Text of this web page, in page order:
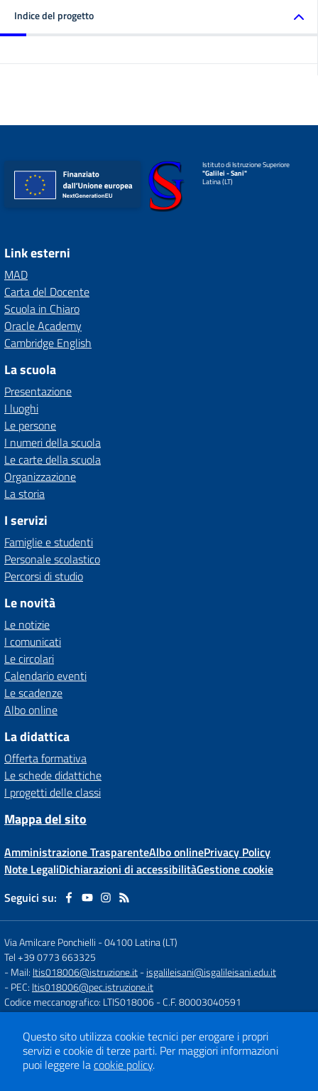
Indice del progetto
Istituto di Istruzione Superiore
"Galilei - Sani"
Latina (LT)
Link esterni
MAD
Carta del Docente
Scuola in Chiaro
Oracle Academy
Cambridge English
La scuola
Presentazione
I luoghi
Le persone
I numeri della scuola
Le carte della scuola
Organizzazione
La storia
I servizi
Famiglie e studenti
Personale scolastico
Percorsi di studio
Le novità
Le notizie
I comunicati
Le circolari
Calendario eventi
Le scadenze
Albo online
La didattica
Offerta formativa
Le schede didattiche
I progetti delle classi
Mappa del sito
Amministrazione TrasparenteAlbo onlinePrivacy Policy
Note LegaliDichiarazioni di accessibilitàGestione cookie
Seguici su:
Via Amilcare Ponchielli -04100 Latina (LT)
Tel +39 0773 663325
- Mail: ltis018006@istruzione.it-isgalileisani@isgalileisani.edu.it
- PEC: ltis018006@pec.istruzione.it
Codice meccanografico: LTIS018006- C.F. 80003040591
Codice Meccanografico: ltis018006- Codice Univoco ufficio: UF53KR
Codice IPA: ISTSC_LTIS018006
- Obiettivi di accessibilità:https://form.agid.gov.it/istsc_ltis018006/
Questo sito utilizza cookie tecnici per erogare i propri
servizi e cookie di terze parti. Per maggiori informazioni
puoi leggere lacookie policy.